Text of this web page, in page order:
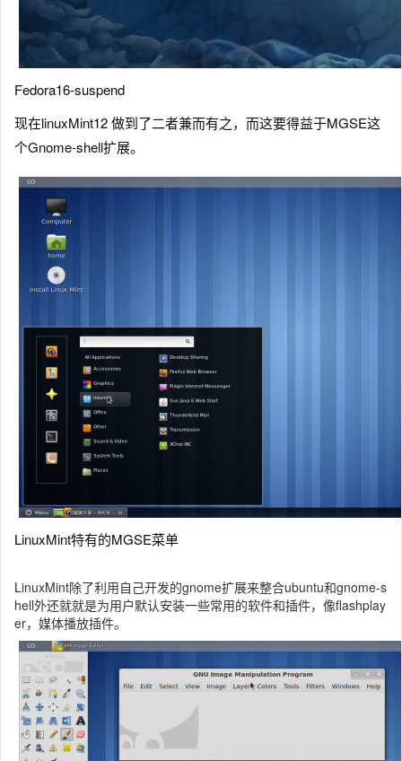
Fedora16-suspend
现在linuxMint12 做到了二者兼而有之，而这要得益于MGSE这
个Gnome-shell扩展。
LinuxMint特有的MGSE菜单
LinuxMint除了利用自己开发的gnome扩展来整合ubuntu和gnome-s
hell外还就就是为用户默认安装一些常用的软件和插件，像flashplay
er，媒体播放插件。